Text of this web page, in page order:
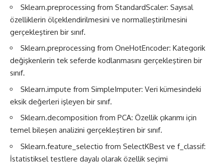
Sklearn.preprocessing from StandardScaler: Sayısal
özelliklerin ölçeklendirilmesini ve normalleştirilmesini
gerçekleştiren bir sınıf.
Sklearn.preprocessing from OneHotEncoder: Kategorik
değişkenlerin tek seferde kodlanmasını gerçekleştiren bir
sınıf.
Sklearn.impute from SimpleImputer: Veri kümesindeki
eksik değerleri işleyen bir sınıf.
Sklearn.decomposition from PCA: Özellik çıkarımı için
temel bileşen analizini gerçekleştiren bir sınıf.
Sklearn.feature_selectio from SelectKBest ve f_classif:
İstatistiksel testlere dayalı olarak özellik seçimi